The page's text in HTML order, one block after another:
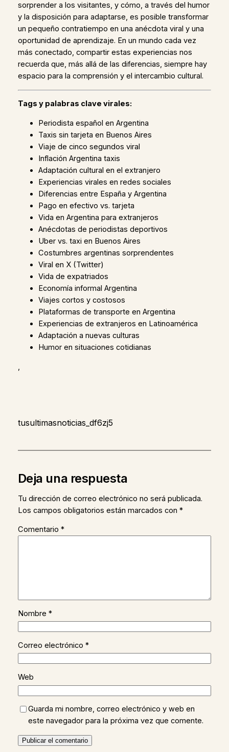
sorprender a los visitantes, y cómo, a través del humor
y la disposición para adaptarse, es posible transformar
un pequeño contratiempo en una anécdota viral y una
oportunidad de aprendizaje. En un mundo cada vez
más conectado, compartir estas experiencias nos
recuerda que, más allá de las diferencias, siempre hay
espacio para la comprensión y el intercambio cultural.
Tags y palabras clave virales:
Periodista español en Argentina
Taxis sin tarjeta en Buenos Aires
Viaje de cinco segundos viral
Inflación Argentina taxis
Adaptación cultural en el extranjero
Experiencias virales en redes sociales
Diferencias entre España y Argentina
Pago en efectivo vs. tarjeta
Vida en Argentina para extranjeros
Anécdotas de periodistas deportivos
Uber vs. taxi en Buenos Aires
Costumbres argentinas sorprendentes
Viral en X (Twitter)
Vida de expatriados
Economía informal Argentina
Viajes cortos y costosos
Plataformas de transporte en Argentina
Experiencias de extranjeros en Latinoamérica
Adaptación a nuevas culturas
Humor en situaciones cotidianas
tusultimasnoticias_df6zj5
Deja una respuesta
Tu dirección de correo electrónico no será publicada.
Los campos obligatorios están marcados con *
Comentario *
Nombre *
Correo electrónico *
Web
Guarda mi nombre, correo electrónico y web en
este navegador para la próxima vez que comente.